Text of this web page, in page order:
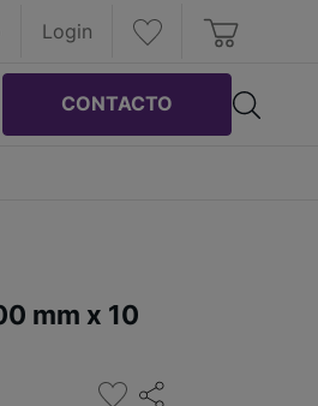
Login
CONTACTO
mm x 10